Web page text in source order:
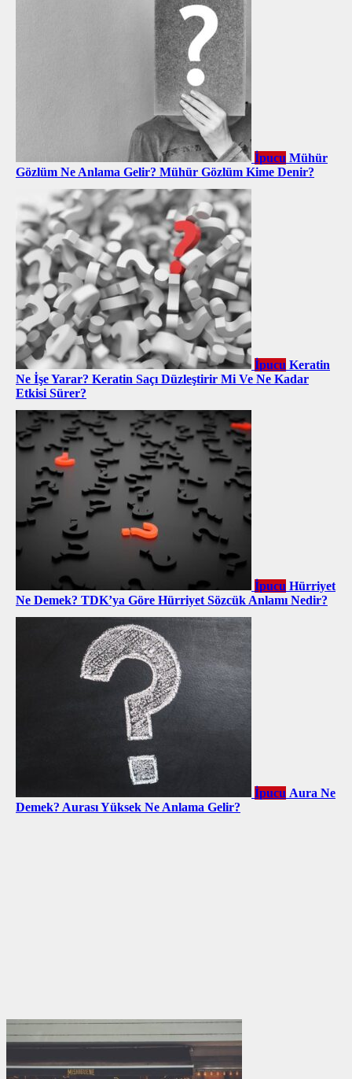
İpucu Mühür
Gözlüm Ne Anlama Gelir? Mühür Gözlüm Kime Denir?
İpucu Keratin
Ne İşe Yarar? Keratin Saçı Düzleştirir Mi Ve Ne Kadar
Etkisi Sürer?
İpucu Hürriyet
Ne Demek? TDK’ya Göre Hürriyet Sözcük Anlamı Nedir?
İpucu Aura Ne
Demek? Aurası Yüksek Ne Anlama Gelir?